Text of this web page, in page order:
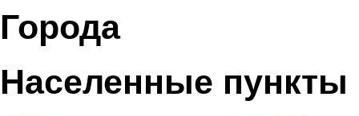
Города
Населенные пункты